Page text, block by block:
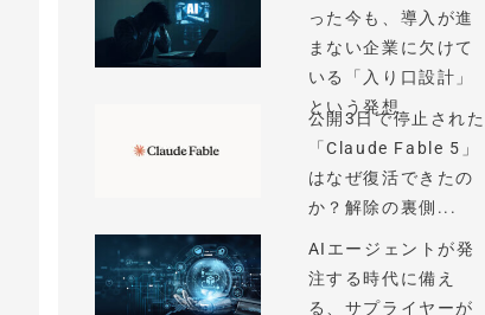
った今も、導入が進
まない企業に欠けて
いる「入り口設計」
という発想
公開3日で停止された
「Claude Fable 5」
はなぜ復活できたの
か？解除の裏側...
AIエージェントが発
注する時代に備え
る、サプライヤーが